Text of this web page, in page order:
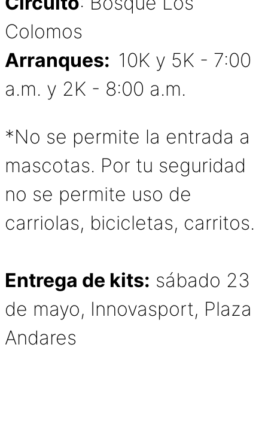
Colomos
Arranques: 10K y 5K - 7:00
a.m. y 2K - 8:00 a.m.
*No se permite la entrada a
mascotas. Por tu seguridad
no se permite uso de
carriolas, bicicletas, carritos.
Entrega de kits: sábado 23
de mayo, Innovasport, Plaza
Andares